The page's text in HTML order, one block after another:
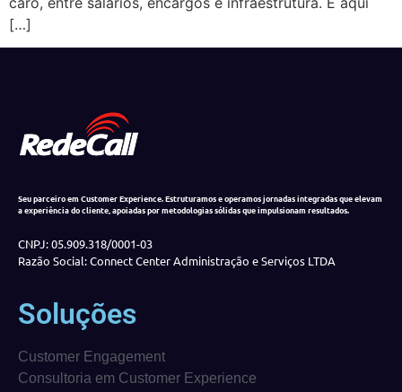
[…]
Seu parceiro em Customer Experience. Estruturamos e operamos jornadas integradas que elevam
a experiência do cliente, apoiadas por metodologias sólidas que impulsionam resultados.
CNPJ: 05.909.318/0001-03
Razão Social: Connect Center Administração e Serviços LTDA
Soluções
Customer Engagement
Consultoria em Customer Experience